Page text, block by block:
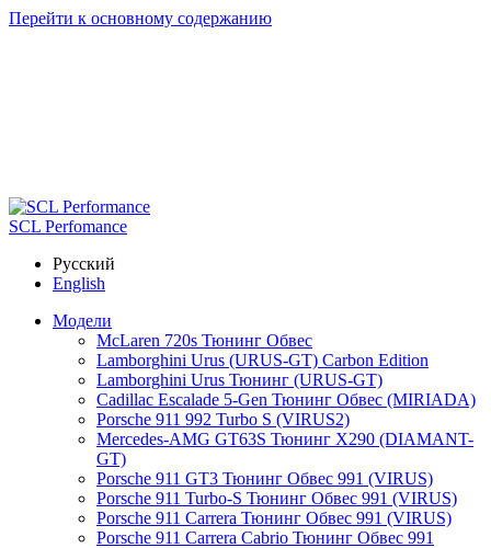
Перейти к основному содержанию
SCL Perfomance
Русский
English
Модели
McLaren 720s Тюнинг Обвес
Lamborghini Urus (URUS-GT) Carbon Edition
Lamborghini Urus Тюнинг (URUS-GT)
Cadillac Escalade 5-Gen Тюнинг Обвес (MIRIADA)
Porsche 911 992 Turbo S (VIRUS2)
Mercedes-AMG GT63S Тюнинг X290 (DIAMANT-
GT)
Porsche 911 GT3 Тюнинг Обвес 991 (VIRUS)
Porsche 911 Turbo-S Тюнинг Обвес 991 (VIRUS)
Porsche 911 Carrera Тюнинг Обвес 991 (VIRUS)
Porsche 911 Carrera Cabrio Тюнинг Обвес 991